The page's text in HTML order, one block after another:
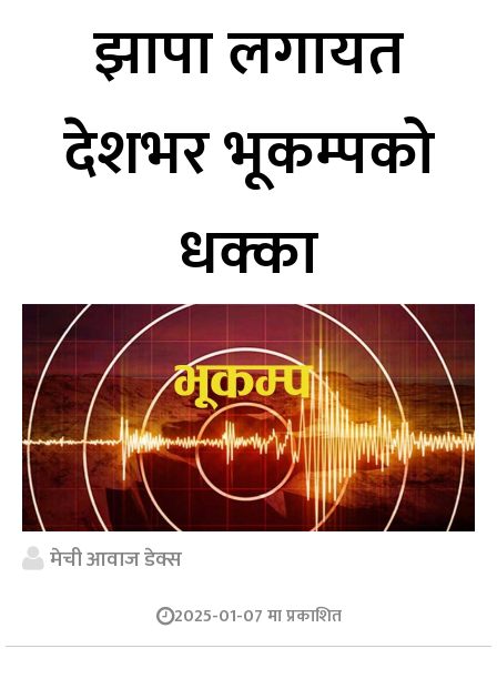
झापा लगायत
देशभर भूकम्पको
धक्का
मेची आवाज डेक्स
2025-01-07 मा प्रकाशित